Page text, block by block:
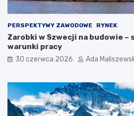
PERSPEKTYWY ZAWODOWE RYNEK
Zarobki w Szwecji na budowie –
warunki pracy
30 czerwca 2026 Ada